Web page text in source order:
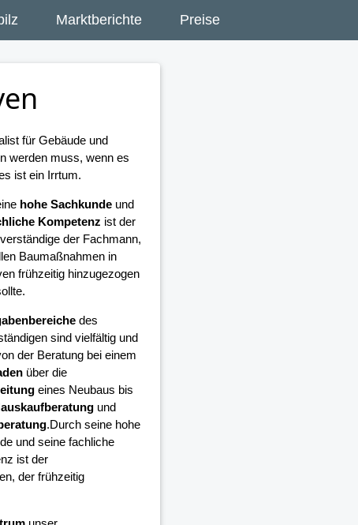
Marktberichte Preise
für Gebäude und
werden muss, wenn es
ist ein Irrtum.
hohe Sachkundeund
Kompetenz ist der
der Fachmann,
Baumaßnahmen in
frühzeitig hinzugezogen
des
sind vielfältig und
der Beratung bei einem
über die
eines Neubaus bis
und
.Durch seine hohe
und seine fachliche
ist der
der frühzeitig